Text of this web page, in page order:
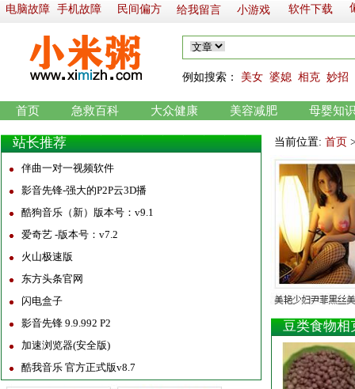
首页 急救百科 大众健康 美容减肥 母婴知
软件下载
小游戏
手机故障 民间偏方 给我留言
例如搜索： 美女 婆媳 相克 妙招
电脑故障
站长推荐
伴曲一对一视频软件
影音先锋-强大的P2P云3D播
酷狗音乐（新）版本号：v9.1
爱奇艺 -版本号：v7.2
火山极速版
东方头条官网
闪电盒子
影音先锋 9.9.992 P2
加速浏览器(安全版)
酷我音乐 官方正式版v8.7
当前位置: 首页
豆类食物相